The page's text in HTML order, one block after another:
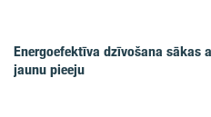
Energoefektīva dzīvošana sākas
jaunu pieeju